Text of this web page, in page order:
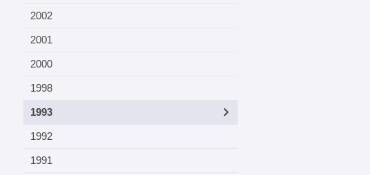
2002
2001
2000
1998
1993
1992
1991